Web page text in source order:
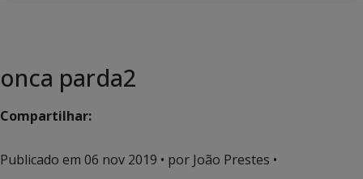
onca parda2
Compartilhar:
Publicado em 06 nov 2019 • por João Prestes •